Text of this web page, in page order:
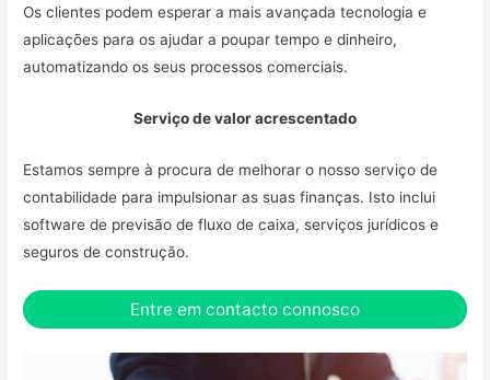
Os clientes podem esperar a mais avançada tecnologia e
aplicações para os ajudar a poupar tempo e dinheiro,
automatizando os seus processos comerciais.
Serviço de valor acrescentado
Estamos sempre à procura de melhorar o nosso serviço de
contabilidade para impulsionar as suas finanças. Isto inclui
software de previsão de fluxo de caixa, serviços jurídicos e
seguros de construção.
Entre em contacto connosco